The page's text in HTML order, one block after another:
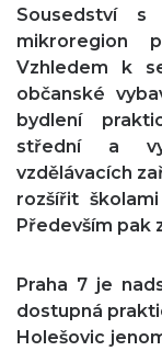
Sousedství
mikroregion
Vzhledem k
občanské
bydlení
střední a
vzdělávacích
rozšířit
Především pak
Praha 7 je
dostupná
Holešovic